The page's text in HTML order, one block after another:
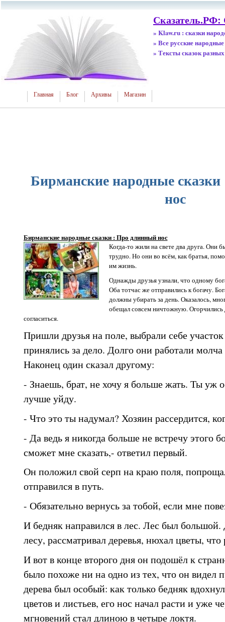
Сказатель.РФ:
» Klaw.ru : сказки
» Все русские народные
» Тексты сказок
Главная Блог Архивы Магазин
Бирманские народные
нос
Бирманские народные сказки : Про длинный нос
Когда-то жили на свете два друга. Они
трудно. Но они во всём, как братья,
им жизнь.
Однажды друзья узнали, что одному
Оба тотчас же отправились к богачу.
должны убирать за день. Оказалось,
обещал совсем ничтожную. Огорчились
согласиться.
Пришли друзья на поле, выбрали себе
принялись за дело. Долго они работали молча
Наконец один сказал другому:
- Знаешь, брат, не хочу я больше жать. Ты уж
лучше уйду.
- Что это ты надумал? Хозяин рассердится,
- Да ведь я никогда больше не встречу этого
сможет мне сказать,- ответил первый.
Он положил свой серп на краю поля,
отправился в путь.
- Обязательно вернусь за тобой, если мне
И бедняк направился в лес. Лес был
лесу, рассматривал деревья, нюхал цветы,
И вот в конце второго дня он подошёл к
было похоже ни на одно из тех, что он видел
дерева был особый: как только бедняк
цветов и листьев, его нос начал расти и уже
мгновений стал длиною в четыре локтя.